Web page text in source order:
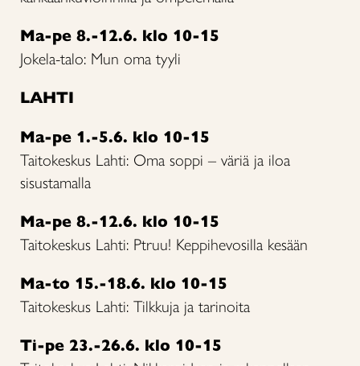
Ma-pe 8.-12.6. klo 10-15
Jokela-talo: Mun oma tyyli
LAHTI
Ma-pe 1.-5.6. klo 10-15
Taitokeskus Lahti: Oma soppi – väriä ja iloa
sisustamalla
Ma-pe 8.-12.6. klo 10-15
Taitokeskus Lahti: Ptruu! Keppihevosilla kesään
Ma-to 15.-18.6. klo 10-15
Taitokeskus Lahti: Tilkkuja ja tarinoita
Ti-pe 23.-26.6. klo 10-15